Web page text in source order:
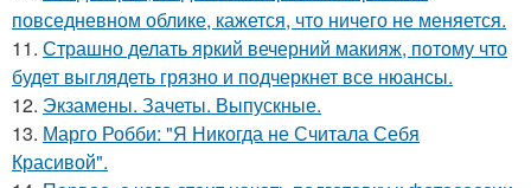
повседневном облике, кажется, что ничего не меняется.
11. Страшно делать яркий вечерний макияж, потому что
будет выглядеть грязно и подчеркнет все нюансы.
12. Экзамены. Зачеты. Выпускные.
13. Марго Робби: "Я Никогда не Считала Себя
Красивой".